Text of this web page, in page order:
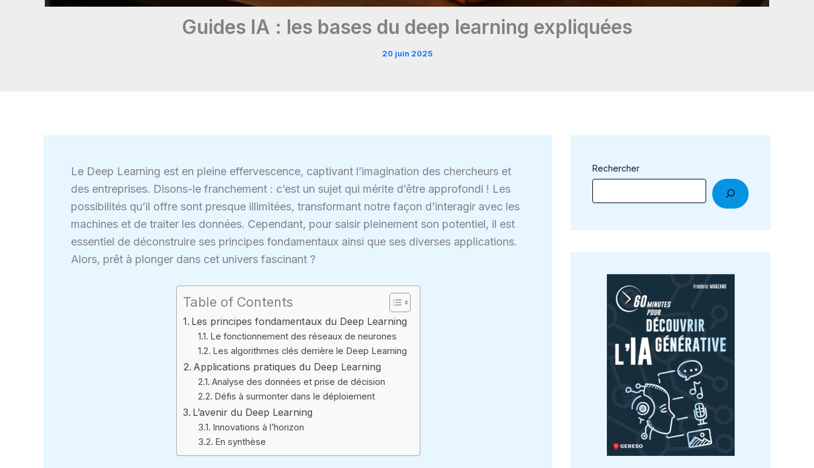
Guides IA : les bases du deep learning expliquées
20 juin 2025
Le Deep Learning est en pleine effervescence, captivant l’imagination des chercheurs et
des entreprises. Disons-le franchement : c’est un sujet qui mérite d’être approfondi ! Les
possibilités qu’il offre sont presque illimitées, transformant notre façon d’interagir avec les
machines et de traiter les données. Cependant, pour saisir pleinement son potentiel, il est
essentiel de déconstruire ses principes fondamentaux ainsi que ses diverses applications.
Alors, prêt à plonger dans cet univers fascinant ?
Table of Contents
Les principes fondamentaux du Deep Learning
Le fonctionnement des réseaux de neurones
Les algorithmes clés derrière le Deep Learning
Applications pratiques du Deep Learning
Analyse des données et prise de décision
Défis à surmonter dans le déploiement
L’avenir du Deep Learning
Innovations à l’horizon
En synthèse
Rechercher